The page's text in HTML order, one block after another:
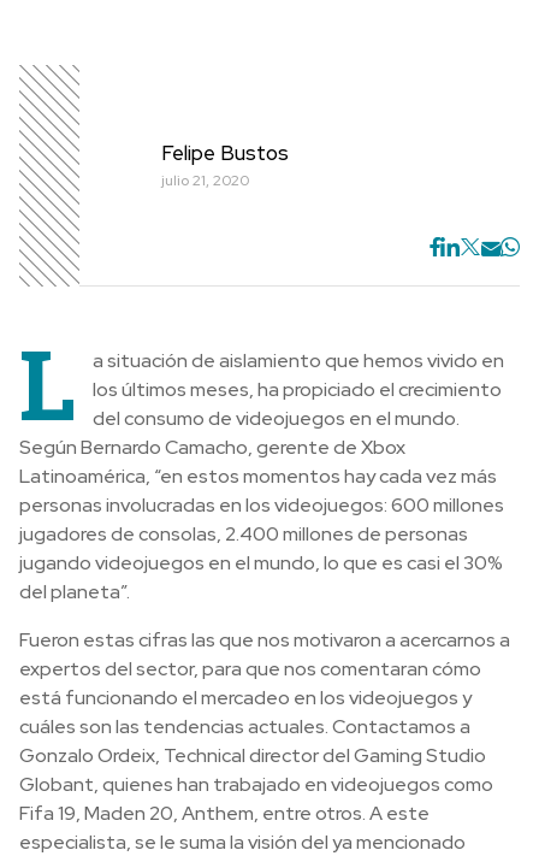
Felipe Bustos
julio 21, 2020
L
a situación de aislamiento que hemos vivido en
los últimos meses, ha propiciado el crecimiento
del consumo de videojuegos en el mundo.
Según Bernardo Camacho, gerente de Xbox
Latinoamérica, “en estos momentos hay cada vez más
personas involucradas en los videojuegos: 600 millones
jugadores de consolas, 2.400 millones de personas
jugando videojuegos en el mundo, lo que es casi el 30%
del planeta”.
Fueron estas cifras las que nos motivaron a acercarnos a
expertos del sector, para que nos comentaran cómo
está funcionando el mercadeo en los videojuegos y
cuáles son las tendencias actuales. Contactamos a
Gonzalo Ordeix, Technical director del Gaming Studio
Globant, quienes han trabajado en videojuegos como
Fifa 19, Maden 20, Anthem, entre otros. A este
especialista, se le suma la visión del ya mencionado